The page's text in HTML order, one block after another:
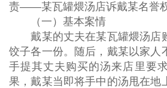
责——某瓦罐煨汤店诉戴某名誉
（一）基本案情
戴某的丈夫在某瓦罐煨汤店购
饺子各一份。随后，戴某以家人
手提其丈夫购买的汤来店里要
果，戴某当即将手中的汤甩在地